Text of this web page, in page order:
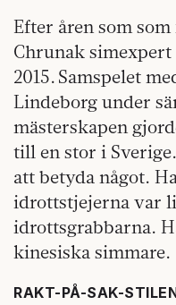
Efter åren som
Chrunak
2015. Samspelet
Lindeborg under
mästerskapen
till en stor i
att betyda något.
idrottstjejerna var
idrottsgrabbarna.
kinesiska simmare.
RAKT-PÅ-SAK-